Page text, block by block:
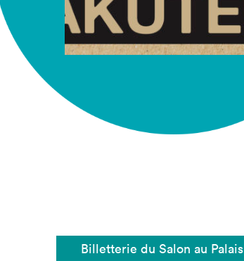
Billetterie du Salon au Palais